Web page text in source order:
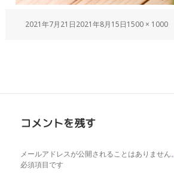
2021年7月21日2021年8月15日1500 × 1000
コメントを残す
メールアドレスが公開されることはありません。
必須項目です